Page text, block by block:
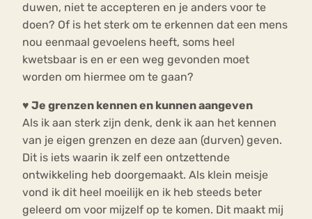
duwen, niet te accepteren en je anders voor te
doen? Of is het sterk om te erkennen dat een mens
nou eenmaal gevoelens heeft, soms heel
kwetsbaar is en er een weg gevonden moet
worden om hiermee om te gaan?
♥ Je grenzen kennen en kunnen aangeven
Als ik aan sterk zijn denk, denk ik aan het kennen
van je eigen grenzen en deze aan (durven) geven.
Dit is iets waarin ik zelf een ontzettende
ontwikkeling heb doorgemaakt. Als klein meisje
vond ik dit heel moeilijk en ik heb steeds beter
geleerd om voor mijzelf op te komen. Dit maakt mij